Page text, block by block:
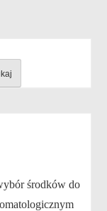
środków do